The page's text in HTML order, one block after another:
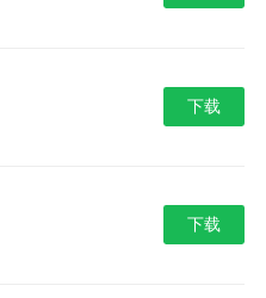
下载
下载